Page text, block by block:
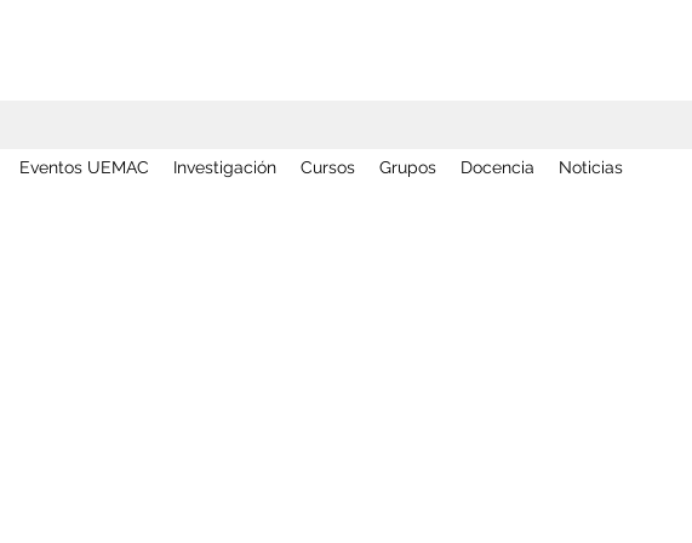
Eventos UEMAC Investigación Cursos Grupos Docencia Noticias